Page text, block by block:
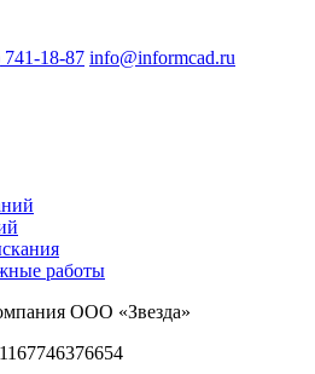
18-87 info@informcad.ru
работы
ООО «Звезда»